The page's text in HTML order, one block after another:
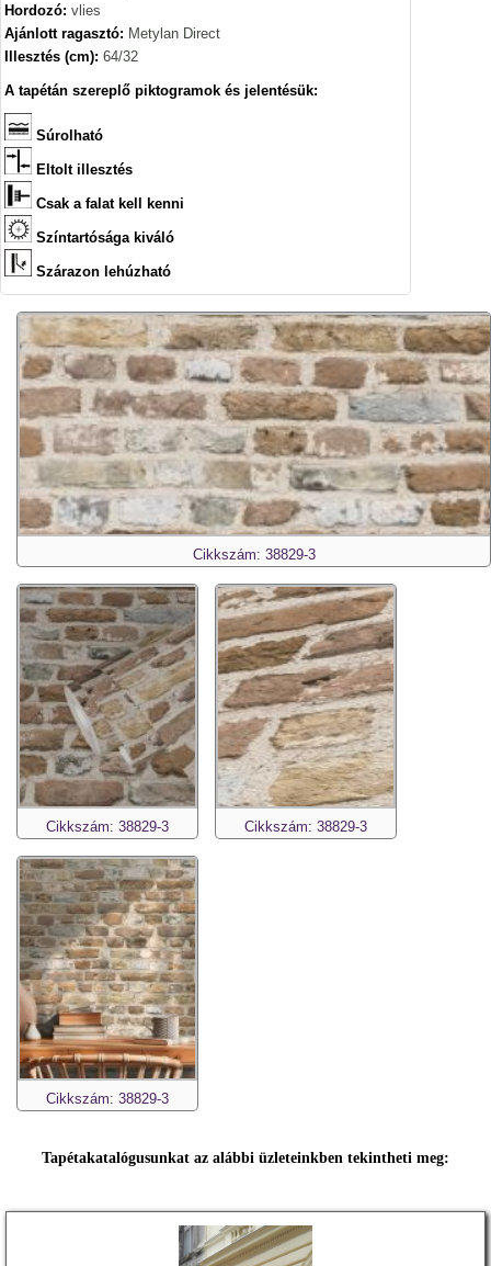
Hordozó: vlies
Ajánlott ragasztó: Metylan Direct
Illesztés (cm): 64/32
A tapétán szereplő piktogramok és jelentésük:
Súrolható
Eltolt illesztés
Csak a falat kell kenni
Színtartósága kiváló
Szárazon lehúzható
Cikkszám: 38829-3
Cikkszám: 38829-3 Cikkszám: 38829-3
Cikkszám: 38829-3
Tapétakatalógusunkat az alábbi üzleteinkben tekintheti meg: